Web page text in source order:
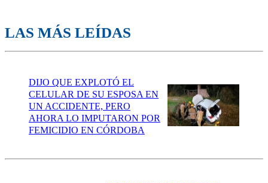
LAS MÁS LEÍDAS
DIJO QUE EXPLOTÓ EL
CELULAR DE SU ESPOSA EN
UN ACCIDENTE, PERO
AHORA LO IMPUTARON POR
FEMICIDIO EN CÓRDOBA